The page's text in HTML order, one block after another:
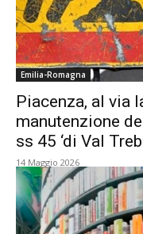
Emilia-Romagna
Piacenza, al via
manutenzione
ss 45 ‘di Val
14 Maggio 2026